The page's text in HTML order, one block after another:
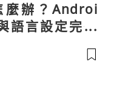
麼辦？Androi
語言設定完整